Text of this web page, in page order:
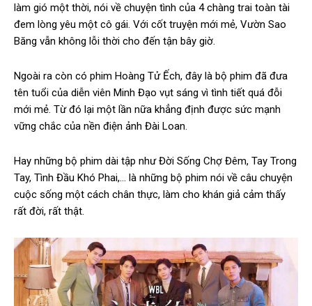
làm gió một thời, nói về chuyện tình của 4 chàng trai toàn tài
đem lòng yêu một cô gái. Với cốt truyện mới mẻ, Vườn Sao
Băng vẫn không lỗi thời cho đến tận bây giờ.
Ngoài ra còn có phim Hoàng Tử Ếch, đây là bộ phim đã đưa
tên tuổi của diễn viên Minh Đạo vụt sáng vì tình tiết quá đỗi
mới mẻ. Từ đó lại một lần nữa khẳng định được sức mạnh
vững chắc của nền điện ảnh Đài Loan.
Hay những bộ phim dài tập như Đời Sống Chợ Đêm, Tay Trong
Tay, Tình Đầu Khó Phai,… là những bộ phim nói về câu chuyện
cuộc sống một cách chân thực, làm cho khán giả cảm thấy
rất đời, rất thật.